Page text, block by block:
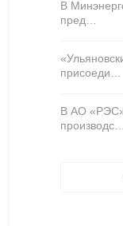
В
пред…
присоеди…
В АО «РЭС»
производс…